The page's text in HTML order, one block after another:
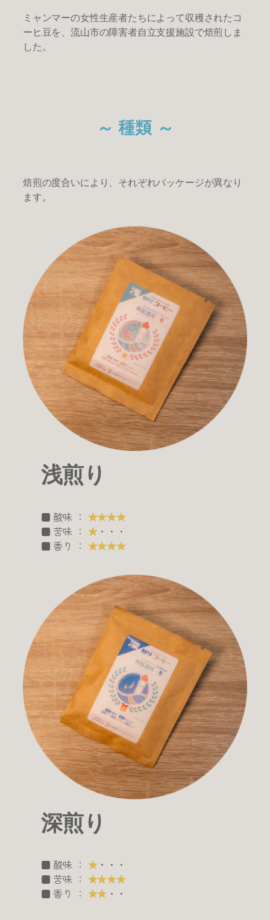
ミャンマーの女性生産者たちによって収穫されたコ
ーヒ豆を、流山市の障害者自立支援施設で焙煎しま
した。
～ 種類 ～
焙煎の度合いにより、それぞれパッケージが異なり
ます。
浅煎り
■ 酸味 ： ★★★★
■ 苦味 ： ★・・・
■ 香り ： ★★★★
深煎り
■ 酸味 ： ★・・・
■ 苦味 ： ★★★★
■ 香り ： ★★ ・・